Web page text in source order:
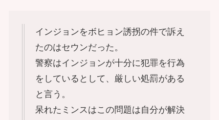
インジョンをボヒョン誘拐の件で訴え
たのはセウンだった。
警察はインジョンが十分に犯罪を行為
をしているとして、厳しい処罰がある
と言う。
呆れたミンスはこの問題は自分が解決